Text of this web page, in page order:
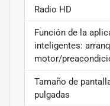
Radio HD
Función de la
inteligentes:
motor/
Tamaño de
pulgadas